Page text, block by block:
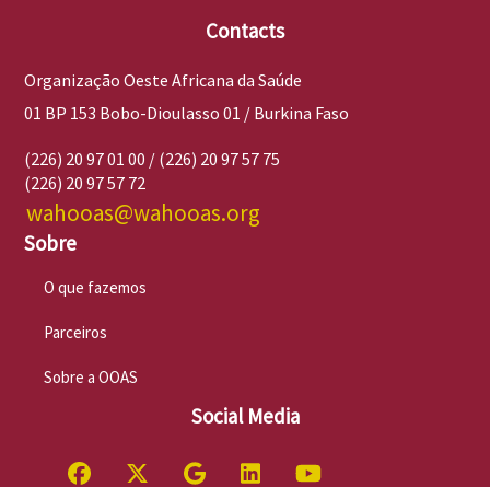
Contacts
Organização Oeste Africana da Saúde
01 BP 153 Bobo-Dioulasso 01 / Burkina Faso
(226) 20 97 01 00 / (226) 20 97 57 75
(226) 20 97 57 72
wahooas@wahooas.org
Sobre
O que fazemos
Parceiros
Sobre a OOAS
Social Media